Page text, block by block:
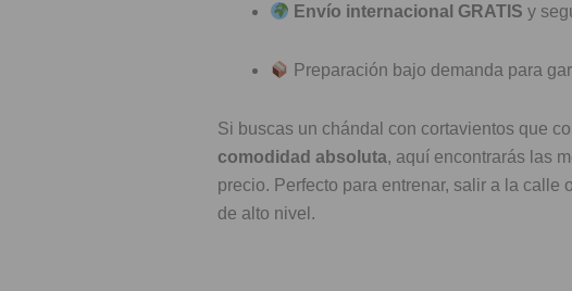
Envío internacional GRATIS y
Preparación bajo demanda para
Si buscas un chándal con cortavientos que
comodidad absoluta, aquí encontrarás las
precio. Perfecto para entrenar, salir a la calle
de alto nivel.